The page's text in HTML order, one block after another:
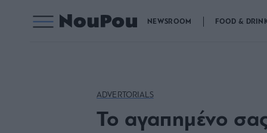
NEWSROOM FOOD &
ADVERTORIALS
Το αγαπημένο